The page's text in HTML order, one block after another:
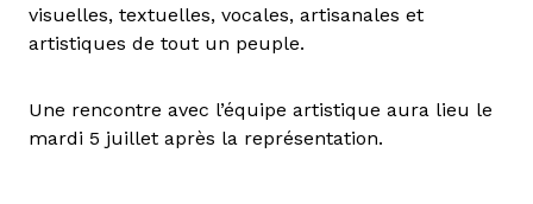
visuelles, textuelles, vocales, artisanales et
artistiques de tout un peuple.
Une rencontre avec l’équipe artistique aura lieu le
mardi 5 juillet après la représentation.